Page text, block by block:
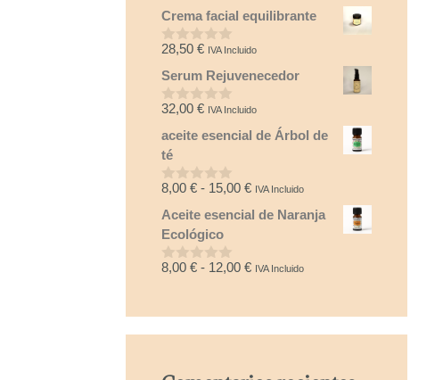
e
5
Crema facial equilibrante
0
e
5
28,50 € IVA Incluido
Serum Rejuvenecedor
0
e
5
32,00 € IVA Incluido
aceite esencial de Árbol de
té
0
e
5
8,00 € - 15,00 €Rango
de
8,00 €
IVA Incluido
Aceite esencial de Naranja
Ecológico
0
8,00 € - 12,00 €Rango
IVA Incluido